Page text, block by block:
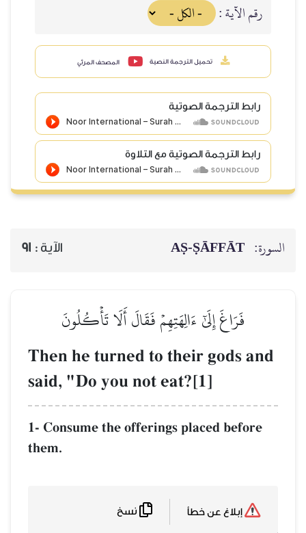
رقم الآية :
تحميل الترجمة النصية المصحف المرئي
رابط الترجمة الصوتية
رابط الترجمة الصوتية مع التلاوة
السورة: AṢ-ṢĀFFĀT الآية : 91
فَرَاغَ إِلَىٰٓ ءَالِهَتِهِمۡ فَقَالَ أَلَا تَأۡكُلُونَ
Then he turned to their gods and
said, "Do you not eat?[1]
1- Consume the offerings placed before
them.